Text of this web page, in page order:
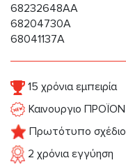
68232648AA
68204730A
68041137A
15 χρόνια εμπειρία
Καινουργιο ΠΡΟΪΟΝ
Πρωτότυπο σχέδιο
2 χρόνια εγγύηση